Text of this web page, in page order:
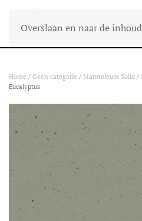
Overslaan en naar de
Home / Geen categorie / Marmoleum Solid /
Eucalyptus